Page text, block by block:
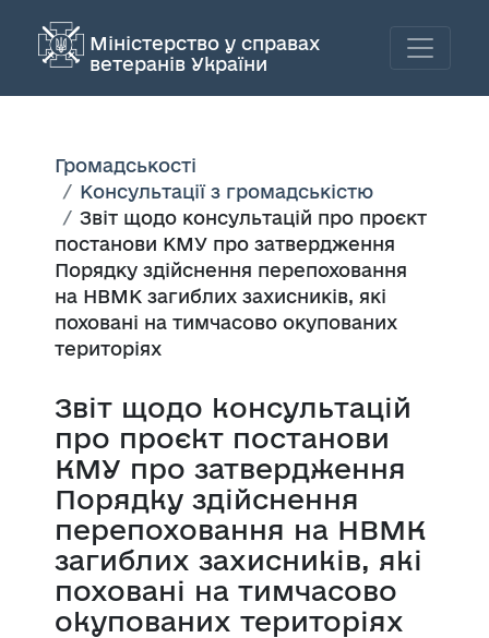
Міністерство у справах
ветеранів України
Громадськості
Консультації з громадськістю
Звіт щодо консультацій про проєкт
постанови КМУ про затвердження
Порядку здійснення перепоховання
на НВМК загиблих захисників, які
поховані на тимчасово окупованих
територіях
Звіт щодо консультацій
про проєкт постанови
КМУ про затвердження
Порядку здійснення
перепоховання на НВМК
загиблих захисників, які
поховані на тимчасово
окупованих територіях